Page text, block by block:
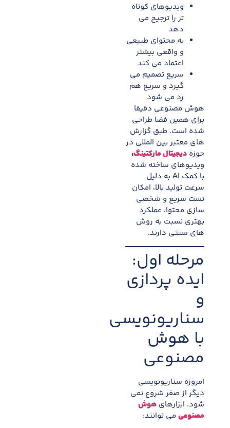
ویدیوهای کوتاه
تر را ترجیح می
دهد
به محتوای طبیعی
و واقعی بیشتر
اعتماد می کند
سریع تصمیم می
گیرد و سریع هم
رد می شود
هوش مصنوعی دقیقا
برای همین فضا طراحی
شده است. طبق گزارش
های معتبر بین المللی در
حوزه دیجیتال مارکتینگ،
ویدیوهای ساخته شده
با کمک AI به دلیل
سرعت تولید بالا، امکان
تست سریع و شخصی
سازی محتوا، عملکرد
بهتری نسبت به روش
های سنتی دارند.
مرحله اول:
ایده پردازی
و
سناریونویسی
با هوش
مصنوعی
امروزه سناریونویسی
دیگر از صفر شروع نمی
شود. ابزارهای هوش
مصنوعی می توانند: